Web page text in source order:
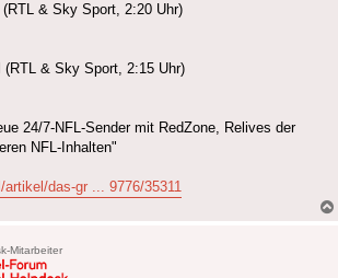
& Sky Sport, 2:20 Uhr)
(RTL & Sky Sport, 2:15 Uhr)
24/7-NFL-Sender mit RedZone, Relives der
NFL-Inhalten"
das-gr ... 9776/35311
Mitarbeiter